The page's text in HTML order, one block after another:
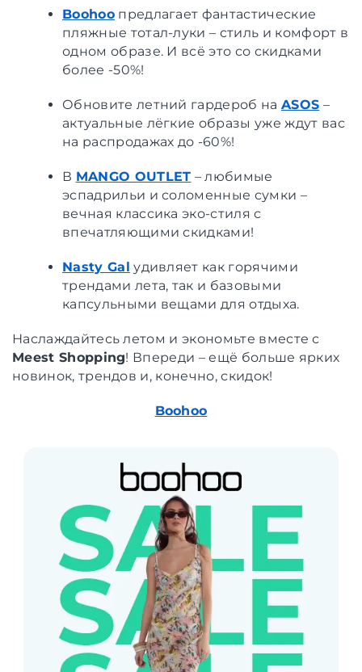
Boohooпредлагает фантастические
пляжные тотал-луки – стиль и комфорт в
одном образе. И всё это со скидками
более -50%!
Обновите летний гардероб на ASOS –
актуальные лёгкие образы уже ждут вас
на распродажах до -60%!
В MANGO OUTLET – любимые
эспадрильи и соломенные сумки –
вечная классика эко-стиля с
впечатляющими скидками!
Nasty Gal удивляет как горячими
трендами лета, так и базовыми
капсульными вещами для отдыха.
Наслаждайтесь летом и экономьте вместе с
Meest Shopping! Впереди – ещё больше ярких
новинок, трендов и, конечно, скидок!
Boohoo